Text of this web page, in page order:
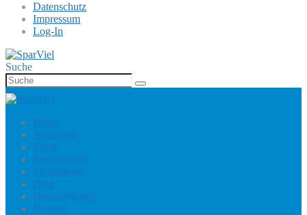
Datenschutz
Impressum
Log-In
Suche
Home
Aquaristik
Teich
Briefmarken
Modellbahn
Blog
Benutzerkonto
Kontakt